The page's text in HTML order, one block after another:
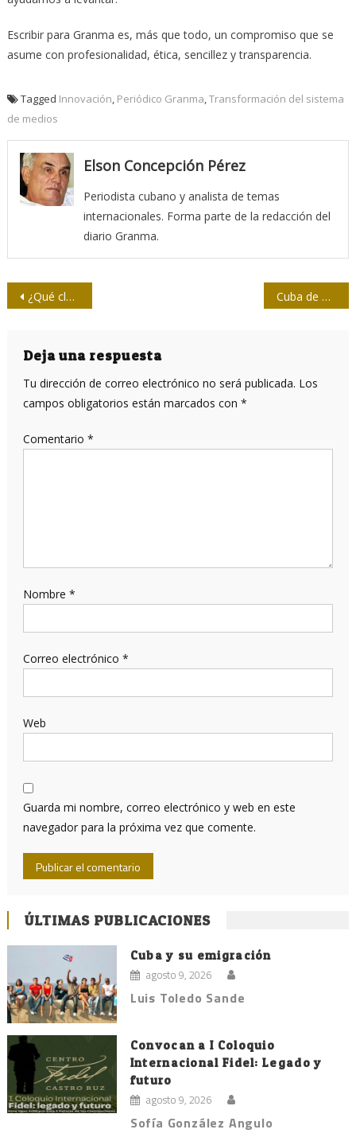
Escribir para Granma es, más que todo, un compromiso que se
asume con profesionalidad, ética, sencillez y transparencia.
Tagged Innovación Periódico Granma Transformación del sistema
de medios
Elson Concepción Pérez
Periodista cubano y analista de temas
internacionales. Forma parte de la redacción del
diario Granma.
Navegación
entradas
¿Qué clase de paz quiere la humanidad? Cuba de Punta del Este a Punta Cana
Deja una respuesta
Tu dirección de correo electrónico no será publicada. Los
campos obligatorios están marcados con *
Comentario *
Nombre *
Correo electrónico *
Web
Guarda mi nombre, correo electrónico y web en este
navegador para la próxima vez que comente.
ÚLTIMAS PUBLICACIONES
Cuba y su emigración
agosto 9, 2026
Luis Toledo Sande
Convocan a I Coloquio
Internacional Fidel: Legado y
futuro
agosto 9, 2026
Sofía González Angulo